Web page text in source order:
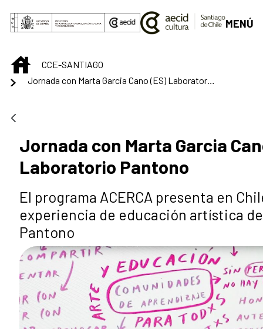
Saltar al contenido principal
MENÚ
INICIOCCE-SANTIAGO
Jornada con Marta Garcia Cano (ES) Laboratorio Pantono
Jornada con Marta Garcia
Laboratorio Pantono
El programa ACERCA presenta en
experiencia de educación artística
Pantono